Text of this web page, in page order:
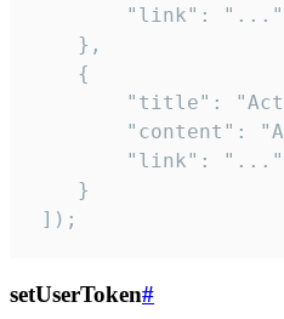
        "link": "..."
    },
    {
"title":
"content":
        "link": "..."
    }
]);
setUserToken#